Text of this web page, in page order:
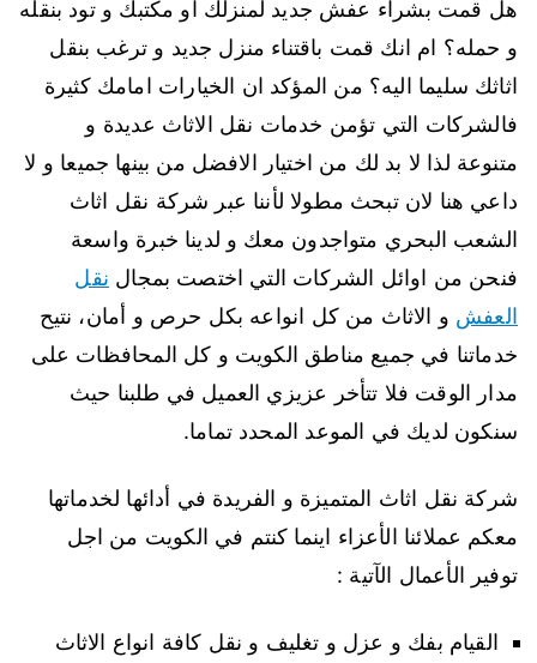
هل قمت بشراء عفش جديد لمنزلك او مكتبك و تود بنقله
و حمله؟ ام انك قمت باقتناء منزل جديد و ترغب بنقل
اثاثك سليما اليه؟ من المؤكد ان الخيارات امامك كثيرة
فالشركات التي تؤمن خدمات نقل الاثاث عديدة و
متنوعة لذا لا بد لك من اختيار الافضل من بينها جميعا و لا
داعي هنا لان تبحث مطولا لأننا عبر شركة نقل اثاث
الشعب البحري متواجدون معك و لدينا خبرة واسعة
فنحن من اوائل الشركات التي اختصت بمجال نقل
العفش و الاثاث من كل انواعه بكل حرص و أمان، نتيح
خدماتنا في جميع مناطق الكويت و كل المحافظات على
مدار الوقت فلا تتأخر عزيزي العميل في طلبنا حيث
سنكون لديك في الموعد المحدد تماما.
شركة نقل اثاث المتميزة و الفريدة في أدائها لخدماتها
معكم عملائنا الأعزاء اينما كنتم في الكويت من اجل
توفير الأعمال الآتية :
القيام بفك و عزل و تغليف و نقل كافة انواع الاثاث